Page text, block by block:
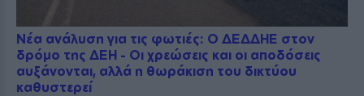
Νέα ανάλυση για τις φωτιές: Ο ΔΕΔΔΗΕ στον
δρόμο της ΔΕΗ - Οι χρεώσεις και οι αποδόσεις
αυξάνονται, αλλά η θωράκιση του δικτύου
καθυστερεί